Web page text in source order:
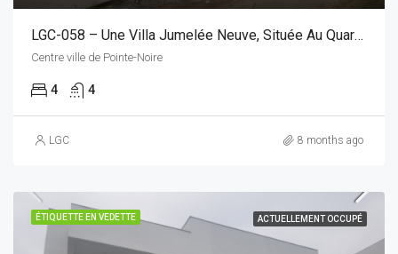
LGC-058 – Une Villa Jumelée Neuve, Située Au Quartier Wharf
Centre ville de Pointe-Noire
4 4
LGC 8 months ago
ÉTIQUETTE EN VEDETTE ACTUELLEMENT OCCUPÉ